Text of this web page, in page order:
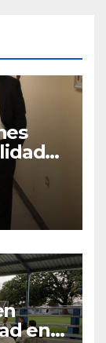
en